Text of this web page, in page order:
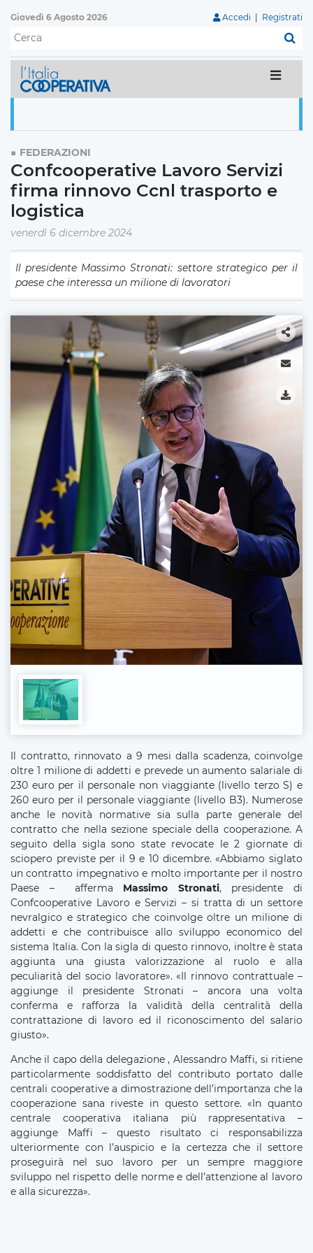
Giovedì 6 Agosto 2026 Accedi Registrati
FEDERAZIONI
Confcooperative Lavoro Servizi
firma rinnovo Ccnl trasporto e
logistica
venerdì 6 dicembre 2024
Il presidente Massimo Stronati: settore strategico per il
paese che interessa un milione di lavoratori
Il contratto, rinnovato a 9 mesi dalla scadenza, coinvolge
oltre 1 milione di addetti e prevede un aumento salariale di
230 euro per il personale non viaggiante (livello terzo S) e
260 euro per il personale viaggiante (livello B3). Numerose
anche le novità normative sia sulla parte generale del
contratto che nella sezione speciale della cooperazione. A
seguito della sigla sono state revocate le 2 giornate di
sciopero previste per il 9 e 10 dicembre. «Abbiamo siglato
un contratto impegnativo e molto importante per il nostro
Paese – afferma Massimo Stronati, presidente di
Confcooperative Lavoro e Servizi – si tratta di un settore
nevralgico e strategico che coinvolge oltre un milione di
addetti e che contribuisce allo sviluppo economico del
sistema Italia. Con la sigla di questo rinnovo, inoltre è stata
aggiunta una giusta valorizzazione al ruolo e alla
peculiarità del socio lavoratore». «Il rinnovo contrattuale –
aggiunge il presidente Stronati – ancora una volta
conferma e rafforza la validità della centralità della
contrattazione di lavoro ed il riconoscimento del salario
giusto».
Anche il capo della delegazione , Alessandro Maffi, si ritiene
particolarmente soddisfatto del contributo portato dalle
centrali cooperative a dimostrazione dell’importanza che la
cooperazione sana riveste in questo settore. «In quanto
centrale cooperativa italiana più rappresentativa –
aggiunge Maffi – questo risultato ci responsabilizza
ulteriormente con l’auspicio e la certezza che il settore
proseguirà nel suo lavoro per un sempre maggiore
sviluppo nel rispetto delle norme e dell’attenzione al lavoro
e alla sicurezza».